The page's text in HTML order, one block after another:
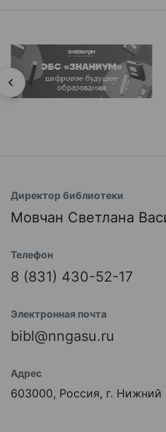
Директор библиотеки
Мовчан Светлана
Телефон
8 (831) 430-52-17
Электронная почта
bibl@nngasu.ru
Адрес
603000, Россия, г. Нижний